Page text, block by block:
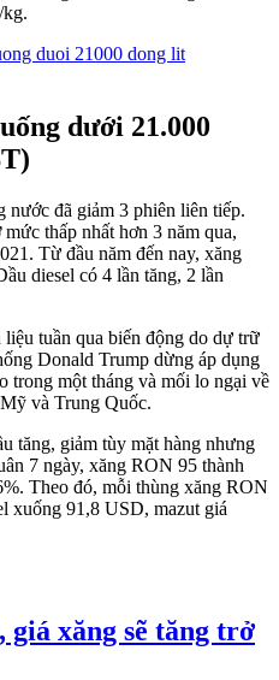
dưới 21.000
đã giảm 3 phiên liên tiếp.
thấp nhất hơn 3 năm qua,
Từ đầu năm đến nay, xăng
diesel có 4 lần tăng, 2 lần
tuần qua biến động do dự trữ
Donald Trump dừng áp dụng
trong một tháng và mối lo ngại về
và Trung Quốc.
tăng, giảm tùy mặt hàng nhưng
7 ngày, xăng RON 95 thành
Theo đó, mỗi thùng xăng RON
xuống 91,8 USD, mazut giá
giá xăng sẽ tăng trở